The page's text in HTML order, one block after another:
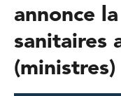
annonce
sanitaires
(ministres)